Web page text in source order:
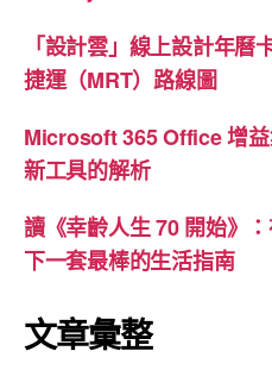
「設計雲」線上設計年
捷運（MRT）路線圖
Microsoft 365 Office 增
新工具的解析
讀《幸齡人生 70 開始》
下一套最棒的生活指南
文章彙整